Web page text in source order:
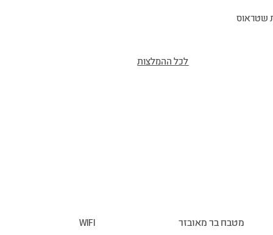
שטראוס
לכל ההמלצות
מטבח בר מאובזר WIFI